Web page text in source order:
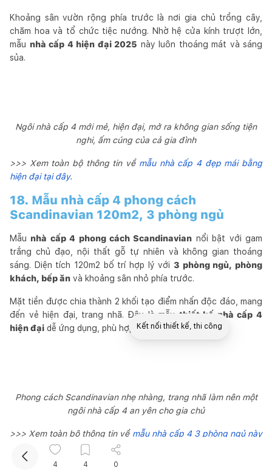
Khoảng sân vườn rộng phía trước là nơi gia chủ trồng cây,
chăm hoa và tổ chức tiệc nướng. Nhờ hệ cửa kính trượt lớn,
mẫu nhà cấp 4 hiện đại 2025 này luôn thoáng mát và sáng
sủa.
Ngôi nhà cấp 4 mới mẻ, hiện đại, mở ra không gian sống tiện
nghi, ấm cúng của cả gia đình
>>> Xem toàn bộ thông tin về mẫu nhà cấp 4 đẹp mái bằng
hiện đại tại đây.
18. Mẫu nhà cấp 4 phong cách
Scandinavian 120m2, 3 phòng ngủ
Mẫu nhà cấp 4 phong cách Scandinavian nổi bật với gam
trắng chủ đạo, nội thất gỗ tự nhiên và không gian thoáng
sáng. Diện tích 120m2 bố trí hợp lý với 3 phòng ngủ, phòng
khách, bếp ăn và khoảng sân nhỏ phía trước.
Mặt tiền được chia thành 2 khối tạo điểm nhấn độc đáo, mang
đến vẻ hiện đại, trang nhã. Đây là mẫu thiết kế nhà cấp 4
hiện đại dễ ứng dụng, phù hợp gia đình trẻ.
Phong cách Scandinavian nhẹ nhàng, trang nhã làm nên một
ngôi nhà cấp 4 an yên cho gia chủ
>>> Xem toàn bộ thông tin vềmẫu nhà cấp 4 3 phòng ngủ này
19. Mẫu nhà cấp 4 tối giản, tiện nghi cho
4 4 0
Kết nối thiết kế, thi công